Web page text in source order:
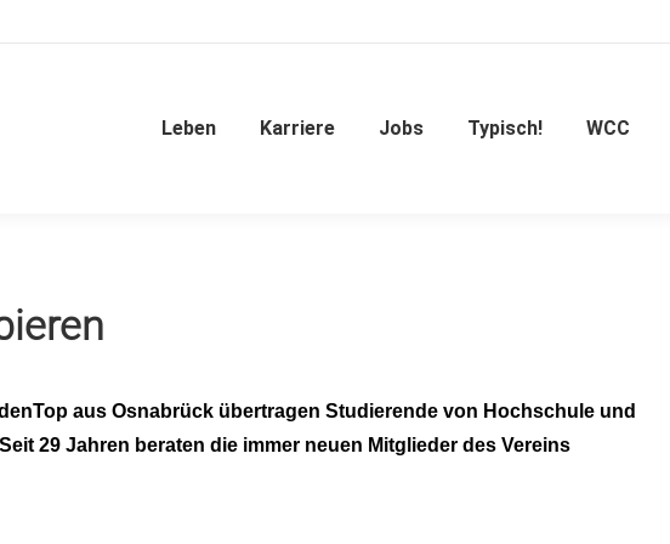
Leben Karriere Jobs Typisch! WCC
aus Osnabrück übertragen Studierende von Hochschule und
29 Jahren beraten die immer neuen Mitglieder des Vereins